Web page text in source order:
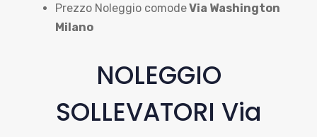
Prezzo Noleggio comodeVia Washington
Milano
NOLEGGIO
SOLLEVATORI Via